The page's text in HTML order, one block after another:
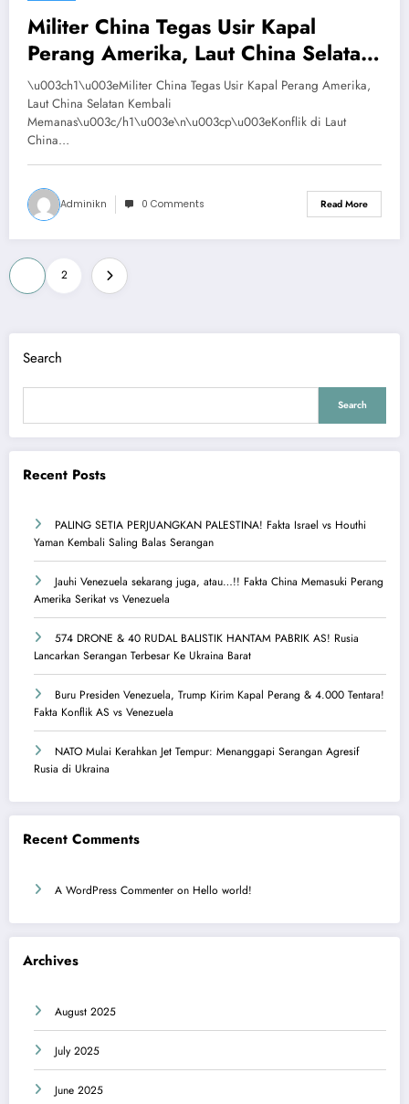
Militer China Tegas Usir Kapal
Perang Amerika, Laut China Selatan
Kembali Memanas
\u003ch1\u003eMiliter China Tegas Usir Kapal Perang Amerika,
Laut China Selatan Kembali
Memanas\u003c/h1\u003e\n\u003cp\u003eKonflik di Laut
China…
Adminikn 0 Comments Read More
Posts
pagination
2
Search
Search
Recent Posts
PALING SETIA PERJUANGKAN PALESTINA! Fakta Israel vs Houthi
Yaman Kembali Saling Balas Serangan
Jauhi Venezuela sekarang juga, atau…!! Fakta China Memasuki Perang
Amerika Serikat vs Venezuela
574 DRONE & 40 RUDAL BALISTIK HANTAM PABRIK AS! Rusia
Lancarkan Serangan Terbesar Ke Ukraina Barat
Buru Presiden Venezuela, Trump Kirim Kapal Perang & 4.000 Tentara!
Fakta Konflik AS vs Venezuela
NATO Mulai Kerahkan Jet Tempur: Menanggapi Serangan Agresif
Rusia di Ukraina
Recent Comments
A WordPress Commenter on Hello world!
Archives
August 2025
July 2025
June 2025